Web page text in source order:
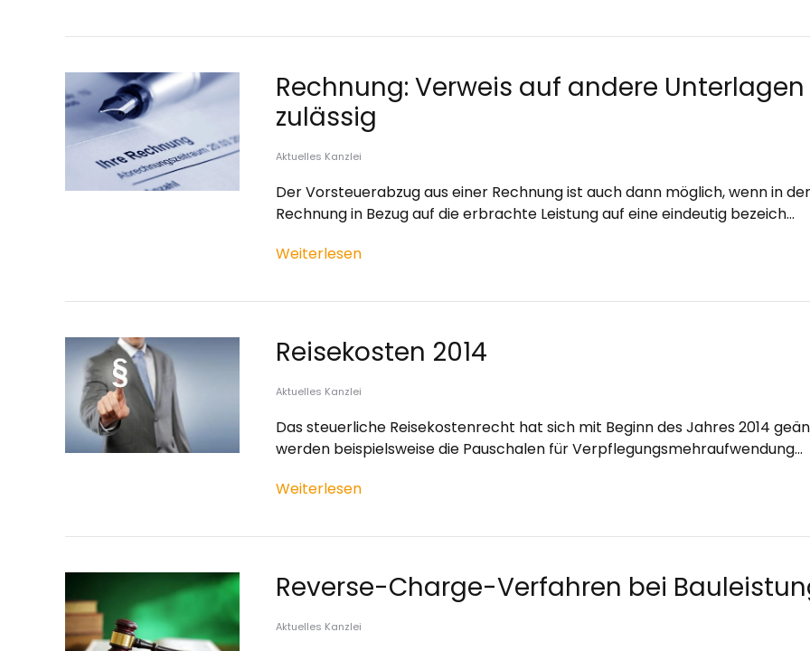
Rechnung: Verweis auf andere Unterlagen
zulässig
Aktuelles Kanzlei
Der Vorsteuerabzug aus einer Rechnung ist auch dann möglich, wenn in der
Rechnung in Bezug auf die erbrachte Leistung auf eine eindeutig bezeich…
Weiterlesen
Reisekosten 2014
Aktuelles Kanzlei
Das steuerliche Reisekostenrecht hat sich mit Beginn des Jahres 2014
werden beispielsweise die Pauschalen für Verpflegungsmehraufwendung…
Weiterlesen
Reverse-Charge-Verfahren bei
Aktuelles Kanzlei